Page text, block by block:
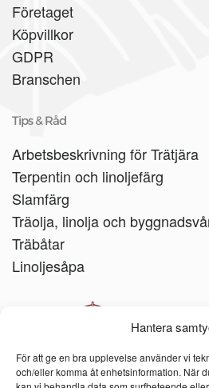
Hantera
För att ge en bra upplevelse använder vi
och/eller komma åt enhetsinformation. När
Företaget
Köpvillkor
GDPR
Branschen
Tips & Råd
Arbetsbeskrivning för Trätjära
Terpentin och linoljefärg
Slamfärg
Träolja, linolja och
Träbåtar
Linoljesåpa